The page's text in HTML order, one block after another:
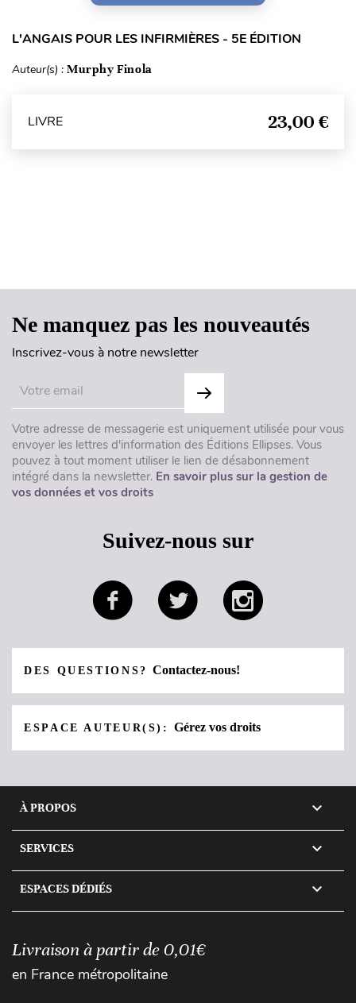
L'ANGAIS POUR LES INFIRMIÈRES - 5E ÉDITION
Auteur(s) : Murphy Finola
LIVRE 23,00 €
Ne manquez pas les nouveautés
Inscrivez-vous à notre newsletter
Votre adresse de messagerie est uniquement utilisée pour vous
envoyer les lettres d'information des Éditions Ellipses. Vous
pouvez à tout moment utiliser le lien de désabonnement
intégré dans la newsletter. En savoir plus sur la gestion de
vos données et vos droits
Suivez-nous sur
DES QUESTIONS?Contactez-nous!
ESPACE AUTEUR(S):Gérez vos droits
À PROPOS 
SERVICES 
ESPACES DÉDIÉS 
Livraison à partir de 0,01€
en France métropolitaine